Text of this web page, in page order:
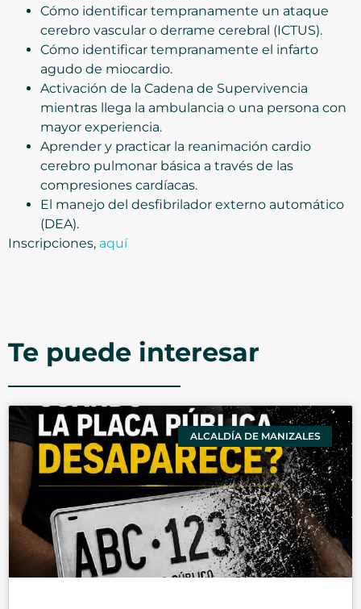
Cómo identificar tempranamente un ataque
cerebro vascular o derrame cerebral (ICTUS).
Cómo identificar tempranamente el infarto
agudo de miocardio.
Activación de la Cadena de Supervivencia
mientras llega la ambulancia o una persona con
mayor experiencia.
Aprender y practicar la reanimación cardio
cerebro pulmonar básica a través de las
compresiones cardíacas.
El manejo del desfibrilador externo automático
(DEA).
Inscripciones, aquí
Te puede interesar
ALCALDÍA DE MANIZALES